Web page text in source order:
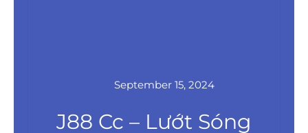
September 15, 2024
J88 Cc – Lướt Sóng